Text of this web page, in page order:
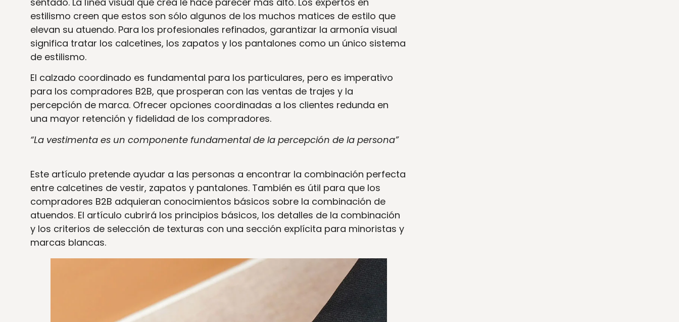
estilismo creen que estos son sólo algunos de los muchos matices de estilo que
elevan su atuendo. Para los profesionales refinados, garantizar la armonía visual
significa tratar los calcetines, los zapatos y los pantalones como un único sistema
de estilismo.
El calzado coordinado es fundamental para los particulares, pero es imperativo
para los compradores B2B, que prosperan con las ventas de trajes y la
percepción de marca. Ofrecer opciones coordinadas a los clientes redunda en
una mayor retención y fidelidad de los compradores.
“La vestimenta es un componente fundamental de la percepción de la persona”
Este artículo pretende ayudar a las personas a encontrar la combinación perfecta
entre calcetines de vestir, zapatos y pantalones. También es útil para que los
compradores B2B adquieran conocimientos básicos sobre la combinación de
atuendos. El artículo cubrirá los principios básicos, los detalles de la combinación
y los criterios de selección de texturas con una sección explícita para minoristas y
marcas blancas.